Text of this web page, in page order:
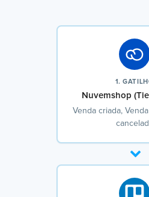
1.
Nuvemshop
Venda criada,